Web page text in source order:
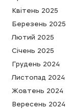
Квітень 2025
Березень 2025
Лютий 2025
Cічень 2025
Грудень 2024
Листопад 2024
Жовтень 2024
Вересень 2024